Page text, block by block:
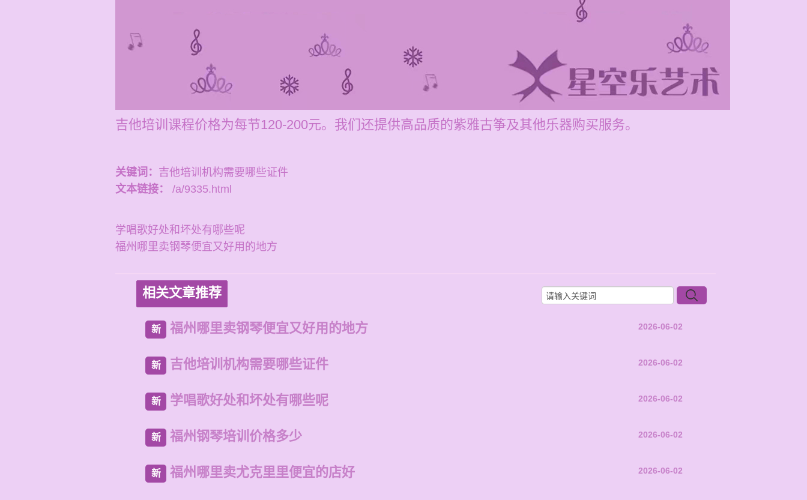
吉他培训课程价格为每节120-200元。我们还提供高品质的紫雅古筝及其他乐器购买服务。
关键词： 吉他培训机构需要哪些证件
文本链接：
/a/9335.html
学唱歌好处和坏处有哪些呢
福州哪里卖钢琴便宜又好用的地方
相关文章推荐
新 福州哪里卖钢琴便宜又好用的地方 2026-06-02
新 吉他培训机构需要哪些证件 2026-06-02
新 学唱歌好处和坏处有哪些呢 2026-06-02
新 福州钢琴培训价格多少 2026-06-02
新 福州哪里卖尤克里里便宜的店好 2026-06-02